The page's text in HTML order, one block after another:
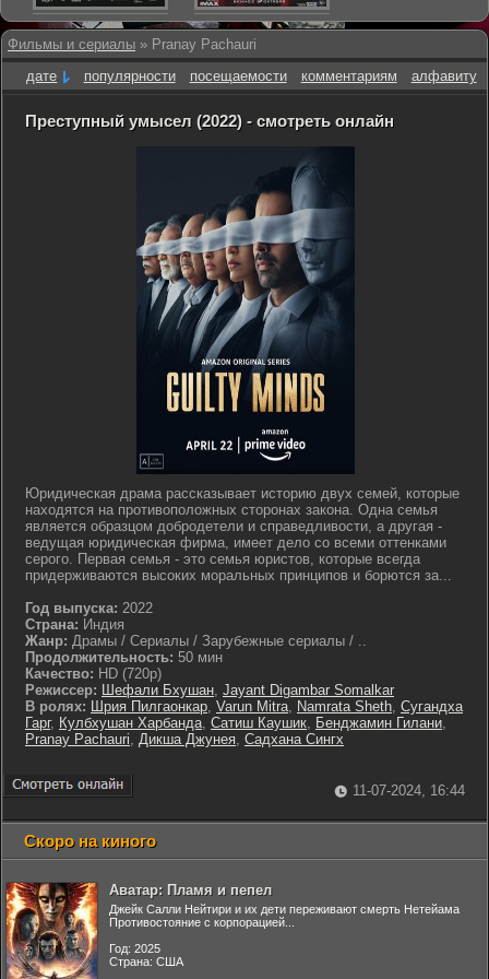
Фильмы и сериалы » Pranay Pachauri
дате
популярности посещаемости комментариям алфавиту
Преступный умысел (2022) - смотреть онлайн
Юридическая драма рассказывает историю двух семей, которые
находятся на противоположных сторонах закона. Одна семья
является образцом добродетели и справедливости, а другая -
ведущая юридическая фирма, имеет дело со всеми оттенками
серого. Первая семья - это семья юристов, которые всегда
придерживаются высоких моральных принципов и борются за...
Год выпуска: 2022
Страна: Индия
Жанр: Драмы / Сериалы / Зарубежные сериалы / ..
Продолжительность: 50 мин
Качество: HD (720p)
Режиссер: Шефали Бхушан, Jayant Digambar Somalkar
В ролях: Шрия Пилгаонкар, Varun Mitra, Namrata Sheth, Сугандха
Гарг, Кулбхушан Харбанда, Сатиш Каушик, Бенджамин Гилани,
Pranay Pachauri, Дикша Джунея, Садхана Сингх
11-07-2024, 16:44
Скоро на киного
Аватар: Пламя и пепел
Джейк Салли Нейтири и их дети переживают смерть Нетейама
Противостояние с корпорацией...
Год: 2025
Страна: США